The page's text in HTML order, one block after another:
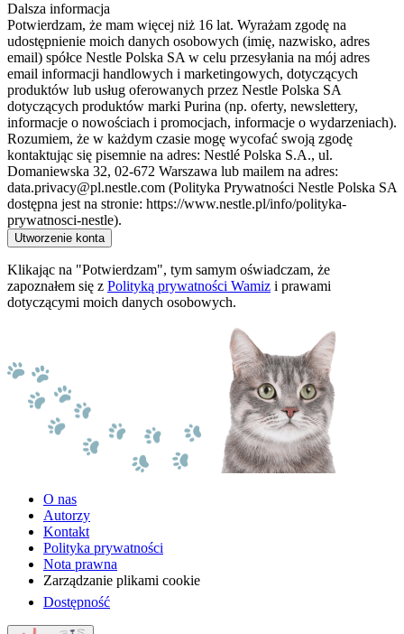
Dalsza informacja
Potwierdzam, że mam więcej niż 16 lat. Wyrażam zgodę na
udostępnienie moich danych osobowych (imię, nazwisko, adres
email) spółce Nestle Polska SA w celu przesyłania na mój adres
email informacji handlowych i marketingowych, dotyczących
produktów lub usług oferowanych przez Nestle Polska SA
dotyczących produktów marki Purina (np. oferty, newslettery,
informacje o nowościach i promocjach, informacje o wydarzeniach).
Rozumiem, że w każdym czasie mogę wycofać swoją zgodę
kontaktując się pisemnie na adres: Nestlé Polska S.A., ul.
Domaniewska 32, 02-672 Warszawa lub mailem na adres:
data.privacy@pl.nestle.com (Polityka Prywatności Nestle Polska SA
dostępna jest na stronie: https://www.nestle.pl/info/polityka-
prywatnosci-nestle).
Utworzenie konta
Klikając na "Potwierdzam", tym samym oświadczam, że
zapoznałem się z Polityką prywatności Wamiz i prawami
dotyczącymi moich danych osobowych.
O nas
Autorzy
Kontakt
Polityka prywatności
Nota prawna
Zarządzanie plikami cookie
Dostępność